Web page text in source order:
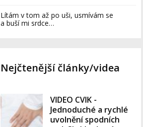
Lítám v tom až po uši, usmívám se
a buší mi srdce…
Nejčtenější články/videa
VIDEO CVIK -
Jednoduché a rychlé
uvolnění spodních